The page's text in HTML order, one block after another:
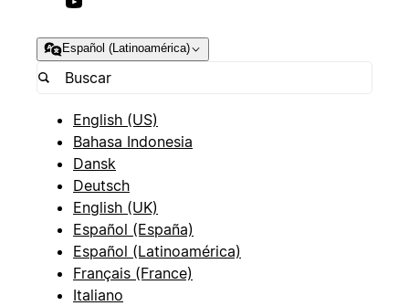
Español (Latinoamérica)
English (US)
Bahasa Indonesia
Dansk
Deutsch
English (UK)
Español (España)
Español (Latinoamérica)
Français (France)
Italiano